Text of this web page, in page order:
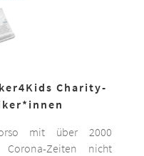
Charity-
mit über 2000
Zeiten nicht